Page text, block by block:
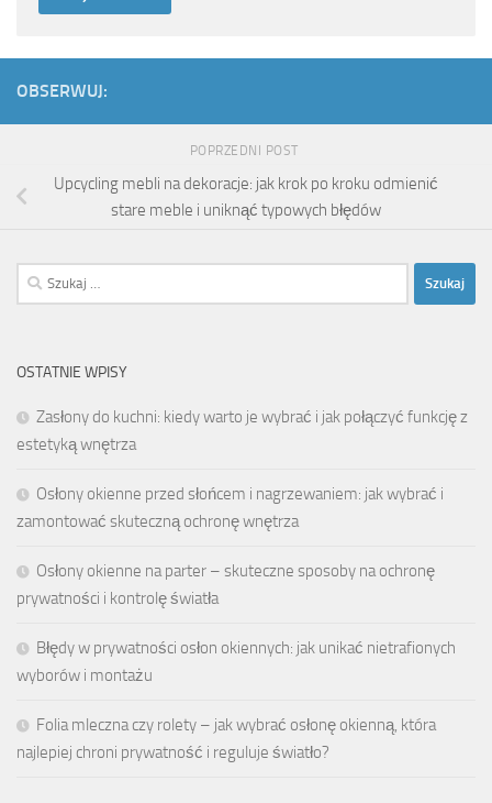
OBSERWUJ:
POPRZEDNI POST
Upcycling mebli na dekoracje: jak krok po kroku odmienić
stare meble i uniknąć typowych błędów
Szukaj:
OSTATNIE WPISY
Zasłony do kuchni: kiedy warto je wybrać i jak połączyć funkcję z
estetyką wnętrza
Osłony okienne przed słońcem i nagrzewaniem: jak wybrać i
zamontować skuteczną ochronę wnętrza
Osłony okienne na parter – skuteczne sposoby na ochronę
prywatności i kontrolę światła
Błędy w prywatności osłon okiennych: jak unikać nietrafionych
wyborów i montażu
Folia mleczna czy rolety – jak wybrać osłonę okienną, która
najlepiej chroni prywatność i reguluje światło?